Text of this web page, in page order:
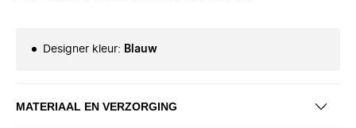
Designer kleur: Blauw
MATERIAAL EN VERZORGING